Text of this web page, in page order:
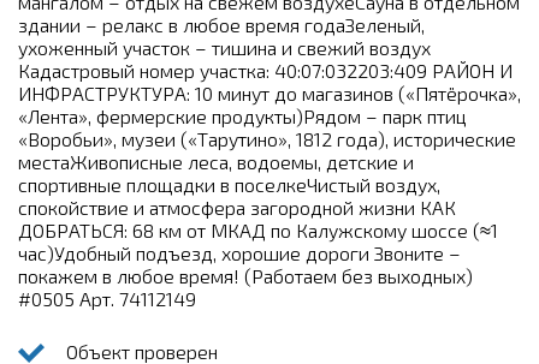
здании – релакс в любое время годаЗеленый,
ухоженный участок – тишина и свежий воздух
Кадастровый номер участка: 40:07:032203:409 РАЙОН И
ИНФРАСТРУКТУРА: 10 минут до магазинов («Пятёрочка»,
«Лента», фермерские продукты)Рядом – парк птиц
«Воробьи», музеи («Тарутино», 1812 года), исторические
местаЖивописные леса, водоемы, детские и
спортивные площадки в поселкеЧистый воздух,
спокойствие и атмосфера загородной жизни КАК
ДОБРАТЬСЯ: 68 км от МКАД по Калужскому шоссе (≈1
час)Удобный подъезд, хорошие дороги Звоните –
покажем в любое время! (Работаем без выходных)
#0505 Арт. 74112149
Объект проверен